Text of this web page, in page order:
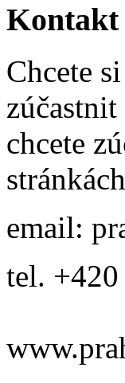
Kontakt
Chcete
chcete
email:
tel.